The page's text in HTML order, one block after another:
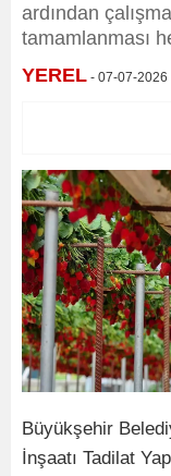
ardından
tamamlanması
YEREL - 07-07-2026
Büyükşehir
İnşaatı Tadilat